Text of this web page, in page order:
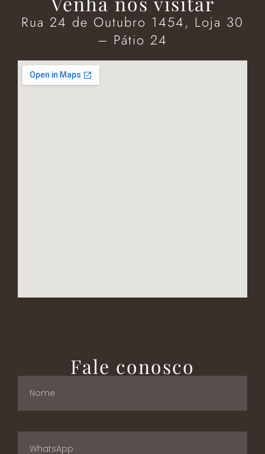
Rua 24 de Outubro 1454, Loja 30
– Pátio 24
Fale conosco